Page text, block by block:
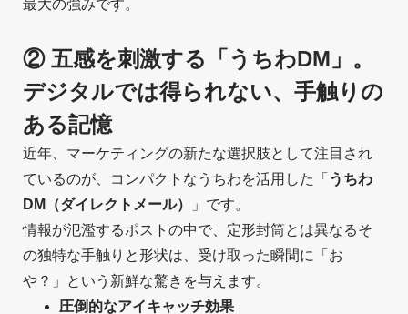
最大の強みです。
② 五感を刺激する「うちわDM」。
デジタルでは得られない、手触りの
ある記憶
近年、マーケティングの新たな選択肢として注目され
ているのが、コンパクトなうちわを活用した「 うちわ
DM（ダイレクトメール）
」です。
情報が氾濫するポストの中で、定形封筒とは異なるそ
の独特な手触りと形状は、受け取った瞬間に「お
や？」という新鮮な驚きを与えます。
圧倒的なアイキャッチ効果